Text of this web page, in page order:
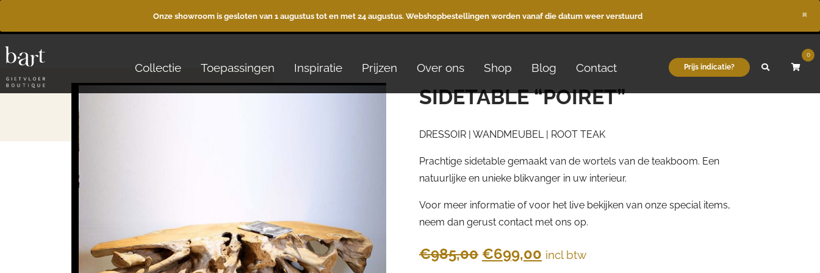
Onze showroom is gesloten van 1 augustus tot en met 24 augustus. Webshopbestellingen worden vanaf die datum weer verstuurd ×
Collectie Toepassingen Inspiratie Prijzen Over ons Shop Blog Contact Prijs indicatie?
0
SIDETABLE “POIRET”
DRESSOIR | WANDMEUBEL | ROOT TEAK
Prachtige sidetable gemaakt van de wortels van de teakboom. Een
natuurlijke en unieke blikvanger in uw interieur.
Voor meer informatie of voor het live bekijken van onze special items,
neem dan gerust contact met ons op.
€985,00 Oorspronkelijke
€699,00 Huidige
incl btw